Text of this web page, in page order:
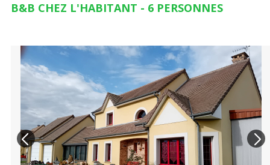
B&B CHEZ L'HABITANT 6 PERSONNES